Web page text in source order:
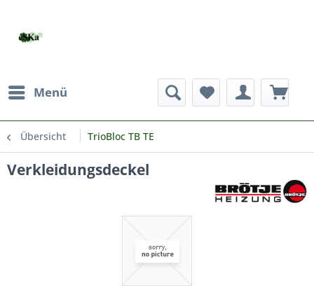
Menü
Übersicht TrioBloc TB TE
Verkleidungsdeckel